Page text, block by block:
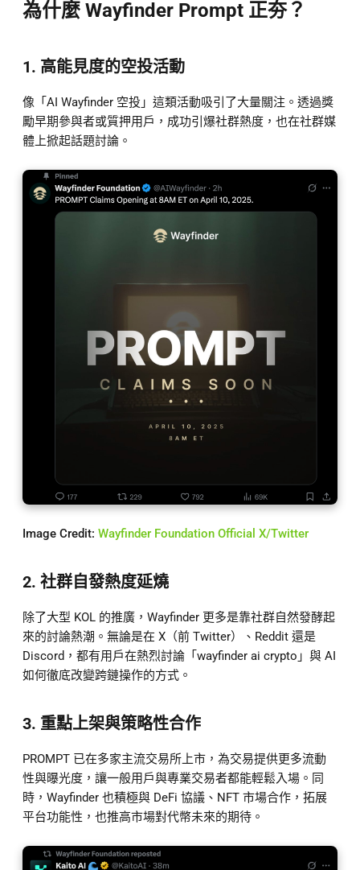
為什麼 Wayfinder Prompt 正夯？
1. 高能見度的空投活動
像「AI Wayfinder 空投」這類活動吸引了大量關注。透過獎
勵早期參與者或質押用戶，成功引爆社群熱度，也在社群媒
體上掀起話題討論。
Image Credit: Wayfinder Foundation Official X/Twitter
2. 社群自發熱度延燒
除了大型 KOL 的推廣，Wayfinder 更多是靠社群自然發酵起
來的討論熱潮。無論是在 X（前 Twitter）、Reddit 還是
Discord，都有用戶在熱烈討論「wayfinder ai crypto」與 AI
如何徹底改變跨鏈操作的方式。
3. 重點上架與策略性合作
PROMPT 已在多家主流交易所上市，為交易提供更多流動
性與曝光度，讓一般用戶與專業交易者都能輕鬆入場。同
時，Wayfinder 也積極與 DeFi 協議、NFT 市場合作，拓展
平台功能性，也推高市場對代幣未來的期待。